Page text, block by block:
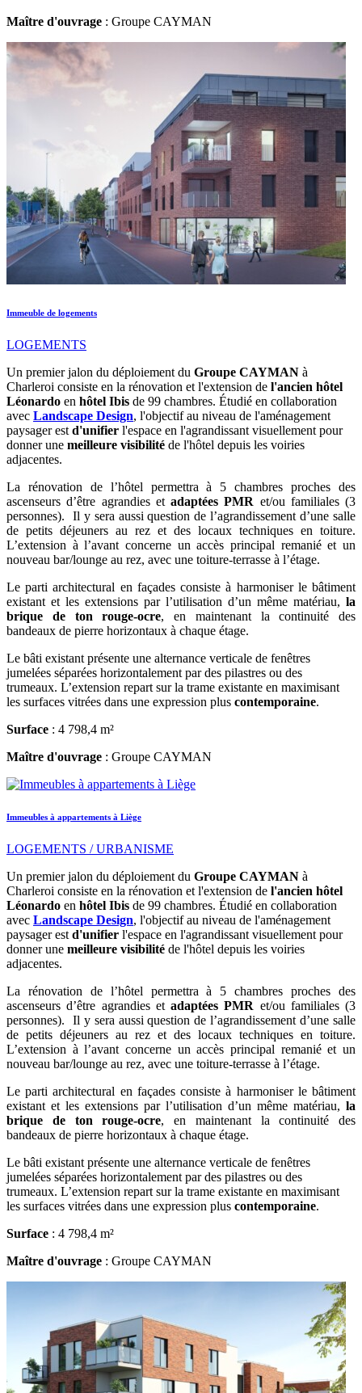
Maître d'ouvrage : Groupe CAYMAN
Immeuble de logements
LOGEMENTS
Un premier jalon du déploiement du Groupe CAYMAN à
Charleroi consiste en la rénovation et l'extension de l'ancien hôtel
Léonardo en hôtel Ibis de 99 chambres. Étudié en collaboration
avec Landscape Design, l'objectif au niveau de l'aménagement
paysager est d'unifier l'espace en l'agrandissant visuellement pour
donner une meilleure visibilité de l'hôtel depuis les voiries
adjacentes.
La rénovation de l’hôtel permettra à 5 chambres proches des
ascenseurs d’être agrandies et adaptées PMR et/ou familiales (3
personnes). Il y sera aussi question de l’agrandissement d’une salle
de petits déjeuners au rez et des locaux techniques en toiture.
L’extension à l’avant concerne un accès principal remanié et un
nouveau bar/lounge au rez, avec une toiture-terrasse à l’étage.
Le parti architectural en façades consiste à harmoniser le bâtiment
existant et les extensions par l’utilisation d’un même matériau, la
brique de ton rouge-ocre, en maintenant la continuité des
bandeaux de pierre horizontaux à chaque étage.
Le bâti existant présente une alternance verticale de fenêtres
jumelées séparées horizontalement par des pilastres ou des
trumeaux. L’extension repart sur la trame existante en maximisant
les surfaces vitrées dans une expression plus contemporaine.
Surface : 4 798,4 m²
Maître d'ouvrage : Groupe CAYMAN
Immeubles à appartements à Liège
LOGEMENTS / URBANISME
Un premier jalon du déploiement du Groupe CAYMAN à
Charleroi consiste en la rénovation et l'extension de l'ancien hôtel
Léonardo en hôtel Ibis de 99 chambres. Étudié en collaboration
avec Landscape Design, l'objectif au niveau de l'aménagement
paysager est d'unifier l'espace en l'agrandissant visuellement pour
donner une meilleure visibilité de l'hôtel depuis les voiries
adjacentes.
La rénovation de l’hôtel permettra à 5 chambres proches des
ascenseurs d’être agrandies et adaptées PMR et/ou familiales (3
personnes). Il y sera aussi question de l’agrandissement d’une salle
de petits déjeuners au rez et des locaux techniques en toiture.
L’extension à l’avant concerne un accès principal remanié et un
nouveau bar/lounge au rez, avec une toiture-terrasse à l’étage.
Le parti architectural en façades consiste à harmoniser le bâtiment
existant et les extensions par l’utilisation d’un même matériau, la
brique de ton rouge-ocre, en maintenant la continuité des
bandeaux de pierre horizontaux à chaque étage.
Le bâti existant présente une alternance verticale de fenêtres
jumelées séparées horizontalement par des pilastres ou des
trumeaux. L’extension repart sur la trame existante en maximisant
les surfaces vitrées dans une expression plus contemporaine.
Surface : 4 798,4 m²
Maître d'ouvrage : Groupe CAYMAN